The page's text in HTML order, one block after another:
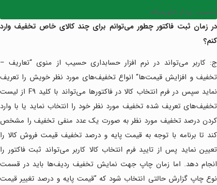
حسیب پرداز خاورمیانه
در زمان ثبت فاکتور چطور می‌توانم برای چند کالای خاص تخفیف وارد
کنم؟
ج: کاربر می‌تواند در نرم افزار حسابداری حسیب از منوی “تعاریف –
تخفیف و افزایش قیمت‌ها” انواع تخفیف‌های مورد نظر خویش را تعریف
نماید سپس در فرم انتخاب کالا در فاکتورها می‌تواند با کلید F9 از لیست
تخفیف‌های تعریف شده تخفیف مورد نظر خود را انتخاب نماید یا با وارد
کردن درصد تخفیف مورد نظر به صورت یک عدد منفی تخفیف را مشخص
کند تا برنامه با توجه به قیمت پایه و درصد تخفیف قیمت فروش کالا را
تعیین نماید پس از تایید فرم انتخاب کالا کاربر می‌تواند ثبت فاکتور را
انجام دهد. اما زمان چاپ جهت نمایش تخفیف ردیف‌ها باید در قسمت
نوع چاپ گزارش حالتی انتخاب شود که “قیمت پایه و درصد تغییر قیمت